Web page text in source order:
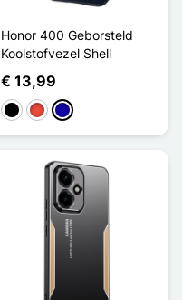
Honor 400 Geborsteld
Koolstofvezel Shell
€ 13,99
ZwartRoodDonkerblauw